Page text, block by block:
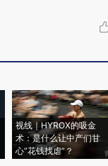
视线｜HYROX的吸金
术：是什么让中产们甘
心“花钱找虐”？